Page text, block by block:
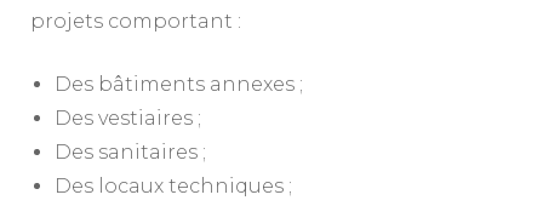
projets comportant :
Des bâtiments annexes ;
Des vestiaires ;
Des sanitaires ;
Des locaux techniques ;